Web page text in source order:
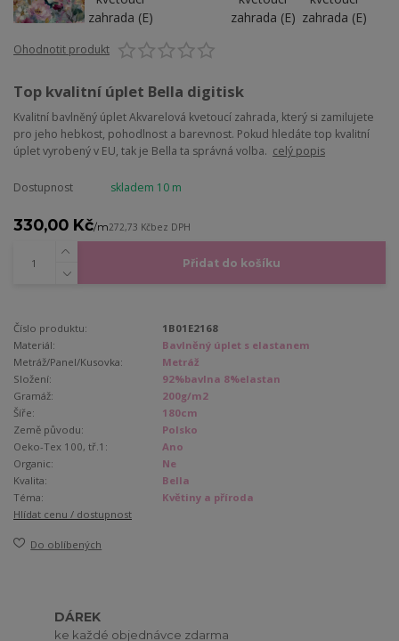
Ohodnotit produkt
Top kvalitní úplet Bella digitisk
Kvalitní bavlněný úplet Akvarelová kvetoucí zahrada, který si zamilujete
pro jeho hebkost, pohodlnost a barevnost. Pokud hledáte top kvalitní
úplet vyrobený v EU, tak je Bella ta správná volba. celý popis
Dostupnost skladem 10 m
330,00 Kč/m272,73 Kčbez DPH
Přidat do košíku
Číslo produktu:
1B01E2168
Materiál:
Bavlněný úplet s elastanem
Metráž/Panel/Kusovka:
Metráž
Složení:
92%bavlna 8%elastan
Gramáž:
200g/m2
Šíře:
180cm
Země původu:
Polsko
Oeko-Tex 100, tř.1:
Ano
Organic:
Ne
Kvalita:
Bella
Téma:
Květiny a příroda
Hlídat cenu / dostupnost
Do oblíbených
DÁREK
ke každé objednávce zdarma